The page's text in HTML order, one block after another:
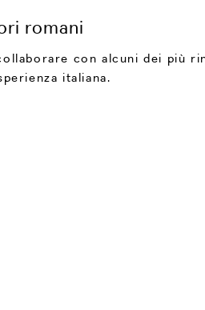
romani
con alcuni dei più
italiana.